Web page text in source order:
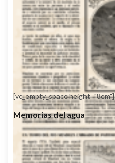
[vc_empty_space height="8em"]
Memorias del agua